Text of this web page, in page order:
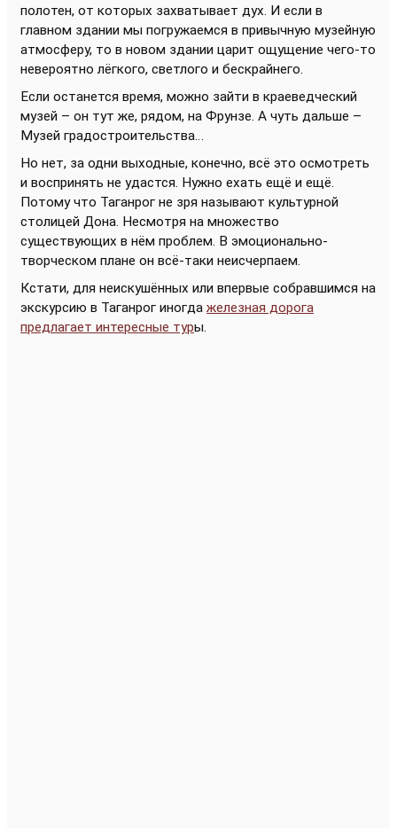
полотен, от которых захватывает дух. И если в
главном здании мы погружаемся в привычную музейную
атмосферу, то в новом здании царит ощущение чего-то
невероятно лёгкого, светлого и бескрайнего.
Если останется время, можно зайти в краеведческий
музей – он тут же, рядом, на Фрунзе. А чуть дальше –
Музей градостроительства…
Но нет, за одни выходные, конечно, всё это осмотреть
и воспринять не удастся. Нужно ехать ещё и ещё.
Потому что Таганрог не зря называют культурной
столицей Дона. Несмотря на множество
существующих в нём проблем. В эмоционально-
творческом плане он всё-таки неисчерпаем.
Кстати, для неискушённых или впервые собравшимся на
экскурсию в Таганрог иногда железная дорога
предлагает интересные туры.